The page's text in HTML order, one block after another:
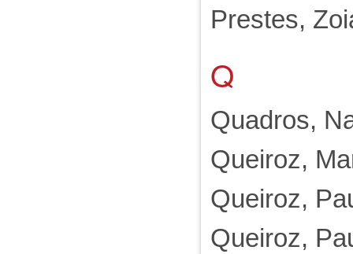
Prestes,
Q
Quadros,
Queiroz,
Queiroz,
Queiroz,